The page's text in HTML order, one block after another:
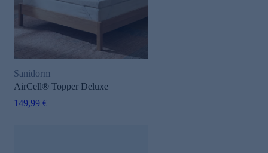
Sanidorm
AirCell® Topper Deluxe
149,99 €